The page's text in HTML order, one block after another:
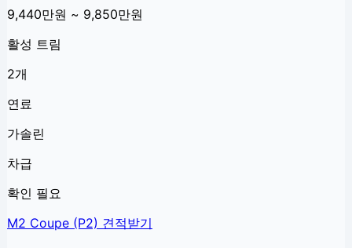
9,440만원 ~ 9,850만원
활성 트림
2개
연료
가솔린
차급
확인 필요
M2 Coupe (P2) 견적받기